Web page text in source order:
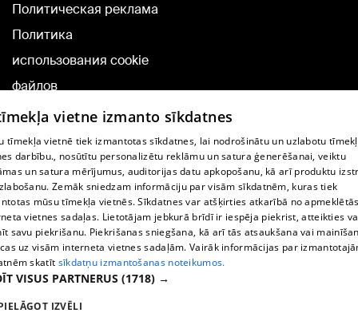
Политическая реклама
Политика
использования cookie
файлов
Добавление
комментариев
TВ-программа
Условия договора
360 Ziņu kontakti
Helio Media
Служба помощи портала: э-почта -
vietne izmanto sīkdatnes
tīmekļa vietnē tiek izmantotas sīkdatnes, lai nodrošinātu un uzlabotu
darbību., nosūtītu personalizētu reklāmu un satura ģenerēšanai, veiktu
un satura mērījumus, auditorijas datu apkopošanu, kā arī produktu
Zemāk sniedzam informāciju par visām sīkdatnēm, kuras tiek
mūsu tīmekļa vietnēs. Sīkdatnes var atšķirties atkarībā no
vietnes sadaļas. Lietotājam jebkurā brīdī ir iespēja piekrist, atteikties
savu piekrišanu. Piekrišanas sniegšana, kā arī tās atsaukšana vai
uz visām interneta vietnes sadaļām. Vairāk informācijas par
skatīt sīkdatņu izmantošanas noteikumos.
VISUS PARTNERUS (1718) →
IZVĒLI